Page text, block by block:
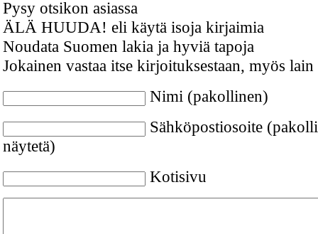
Pysy otsikon asiassa
ÄLÄ HUUDA! eli käytä isoja kirjaimia
Noudata Suomen lakia ja hyviä tapoja
Jokainen vastaa itse kirjoituksestaan, myös lain
Nimi (pakollinen)
Sähköpostiosoite
näytetä)
Kotisivu